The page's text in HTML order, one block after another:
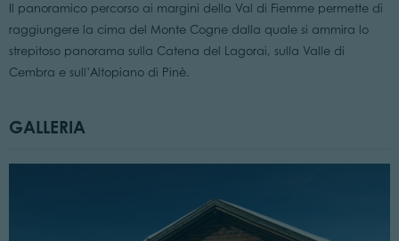
Il panoramico percorso ai margini della Val di Fiemme permette di
raggiungere la cima del Monte Cogne dalla quale si ammira lo
strepitoso panorama sulla Catena del Lagorai, sulla Valle di
Cembra e sull’Altopiano di Pinè.
GALLERIA